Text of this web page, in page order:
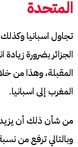
المتحدة
تجاول اسبانيا وكذلك
الجزائر بضرورة زيادة
المقبلة، وهذا من
المغرب إلى اسبانيا.
من شأن ذلك أن يزيد
وبالتالي ترفع من